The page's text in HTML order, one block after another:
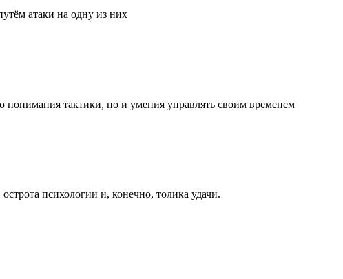
атаки на одну из них
понимания тактики, но и умения управлять своим временем
психологии и, конечно, толика удачи.